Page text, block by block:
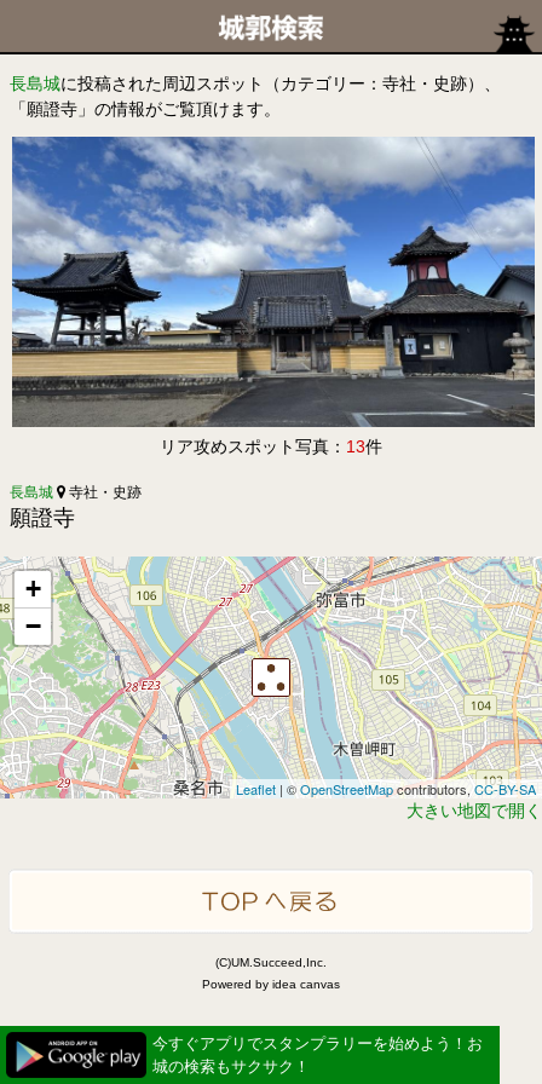
長島城に投稿された周辺スポット（カテゴリー：寺社・史跡）、
「願證寺」の情報がご覧頂けます。
リア攻めスポット写真： 13件
長島城 寺社・史跡
願證寺
+
−
Leaflet | ©OpenStreetMapcontributors, CC-BY-SA
大きい地図で開く
(C)UM.Succeed,Inc.
Powered by idea canvas
今すぐアプリでスタンプラリーを始めよう！お
城の検索もサクサク！